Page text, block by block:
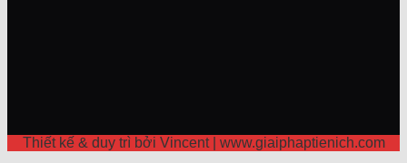
Thiết kế & duy trì bởi Vincent | www.giaiphaptienich.com